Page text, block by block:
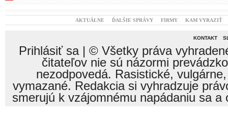
AKTUÁLNE ĎALŠIE SPRÁVY FIRMY KAM VYRAZIŤ
KONTAKT
Prihlásiť sa| © Všetky práva
čitateľov nie sú názormi
nezodpovedá. Rasistické,
vymazané. Redakcia si vyhradzuje
smerujú k vzájomnému napádaniu sa